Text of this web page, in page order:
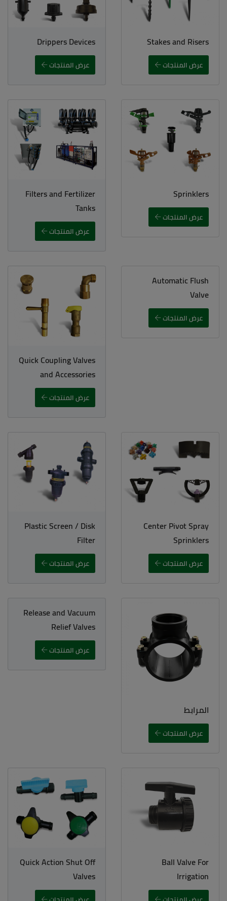
Stakes and Risers
عرض المنتجات
Drippers Devices
عرض المنتجات
Sprinklers
عرض المنتجات
Filters and Fertilizer
Tanks
عرض المنتجات
Automatic Flush
Valve
عرض المنتجات
Quick Coupling Valves
and Accessories
عرض المنتجات
Center Pivot Spray
Sprinklers
عرض المنتجات
Plastic Screen / Disk
Filter
عرض المنتجات
المرابط
عرض المنتجات
Release and Vacuum
Relief Valves
عرض المنتجات
Ball Valve For
Irrigation
Quick Action Shut Off
Valves